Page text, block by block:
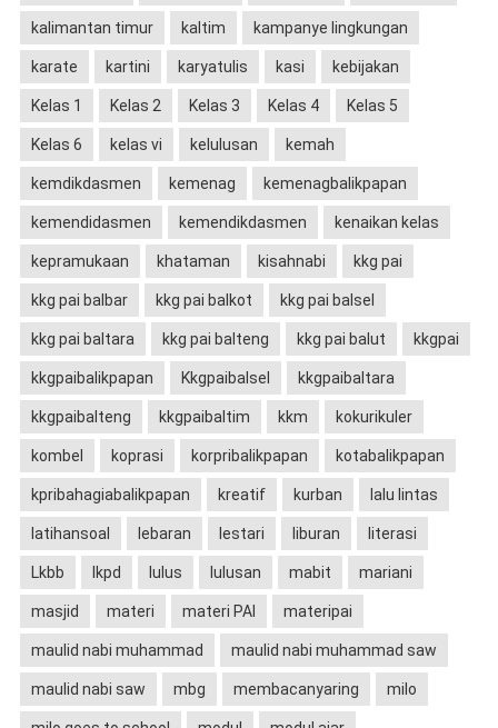
kalimantan timur kaltim kampanye lingkungan
karate kartini karyatulis kasi kebijakan
Kelas 1 Kelas 2 Kelas 3 Kelas 4 Kelas 5
Kelas 6 kelas vi kelulusan kemah
kemdikdasmen kemenag kemenagbalikpapan
kemendidasmen kemendikdasmen kenaikan kelas
kepramukaan khataman kisahnabi kkg pai
kkg pai balbar kkg pai balkot kkg pai balsel
kkg pai baltara kkg pai balteng kkg pai balut kkgpai
kkgpaibalikpapan Kkgpaibalsel kkgpaibaltara
kkgpaibalteng kkgpaibaltim kkm kokurikuler
kombel koprasi korpribalikpapan kotabalikpapan
kpribahagiabalikpapan kreatif kurban lalu lintas
latihansoal lebaran lestari liburan literasi
Lkbb lkpd lulus lulusan mabit mariani
masjid materi materi PAI materipai
maulid nabi muhammad maulid nabi muhammad saw
maulid nabi saw mbg membacanyaring milo